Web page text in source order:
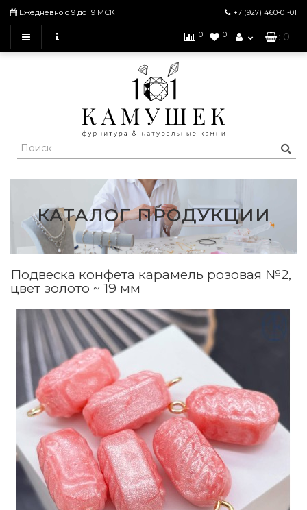
Ежедневно с 9 до 19 МСК +7 (927) 460-01-01
0 0 : 0
КАТАЛОГ ПРОДУКЦИИ
Подвеска конфета карамель розовая №2,
цвет золото ~ 19 мм